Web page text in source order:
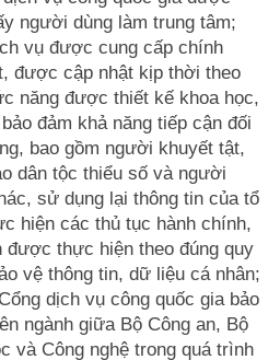
người dùng làm trung tâm;
vụ được cung cấp chính
được cập nhật kịp thời theo
năng được thiết kế khoa học,
đảm khả năng tiếp cận đối
bao gồm người khuyết tật,
dân tộc thiểu số và người
sử dụng lại thông tin của tổ
hiện các thủ tục hành chính,
thực hiện theo đúng quy
vệ thông tin, dữ liệu cá nhân;
dịch vụ công quốc gia bảo
ngành giữa Bộ Công an, Bộ
và Công nghệ trong quá trình